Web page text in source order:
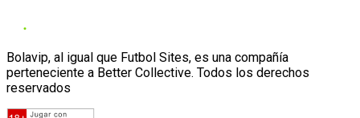
Bolavip, al igual que Futbol Sites, es una compañía
perteneciente a Better Collective. Todos los derechos
reservados